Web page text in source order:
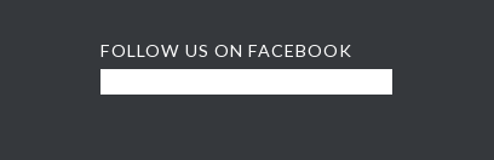
FOLLOW US ON FACEBOOK